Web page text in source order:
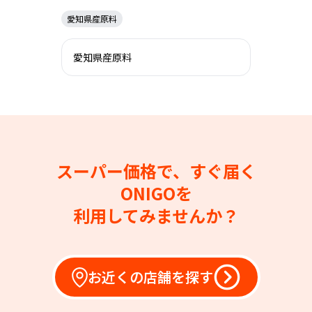
愛知県産原料
愛知県産原料
スーパー価格で、すぐ届く
ONIGOを
利用してみませんか？
お近くの店舗を探す